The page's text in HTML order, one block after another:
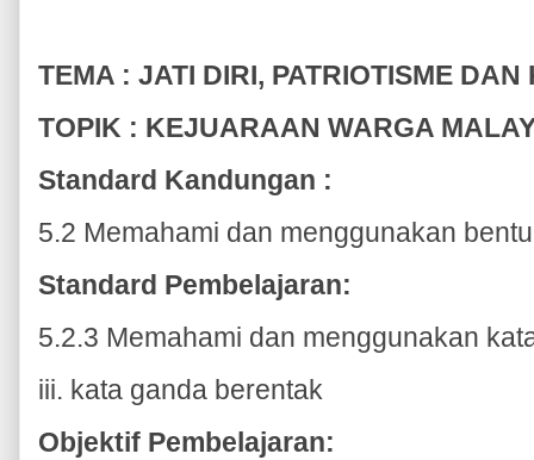
TEMA : JATI DIRI, PATRIOTISME
TOPIK : KEJUARAAN WARGA
Standard Kandungan :
5.2 Memahami dan menggunakan
Standard Pembelajaran:
5.2.3 Memahami dan menggunakan
iii. kata ganda berentak
Objektif Pembelajaran: